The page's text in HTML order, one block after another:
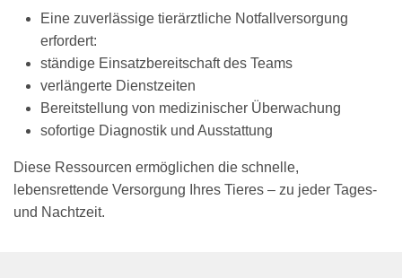
Eine zuverlässige tierärztliche Notfallversorgung
erfordert:
ständige Einsatzbereitschaft des Teams
verlängerte Dienstzeiten
Bereitstellung von medizinischer Überwachung
sofortige Diagnostik und Ausstattung
Diese Ressourcen ermöglichen die schnelle,
lebensrettende Versorgung Ihres Tieres – zu jeder Tages-
und Nachtzeit.